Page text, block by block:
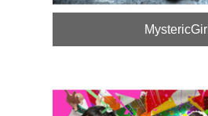
MystericGirl